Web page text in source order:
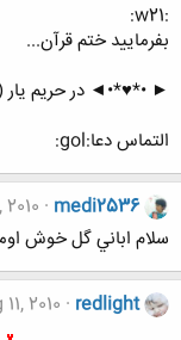
:w21:
بفرمایید ختم قرآن...
► •*♥*•◄ در حریم یار
التماس دعا:gol:
medi2536
سلام اباني گل خوش
redlight
2010